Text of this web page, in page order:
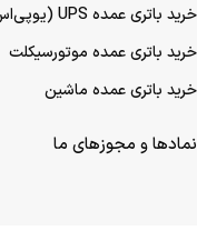
خرید باتری عمده UPS (یو‌پی‌اس)
خرید باتری عمده موتورسیکلت
خرید باتری عمده ماشین
نمادها و مجوزهای ما